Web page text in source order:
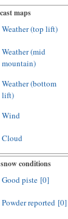
maps
Weather (top lift)
Weather (mid
mountain)
Weather (bottom
lift)
Wind
Cloud
conditions
Good piste [0]
Powder reported [0]